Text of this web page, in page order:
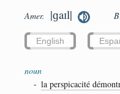
Amer. |ɡaɪl|
English
noun
- la perspicacité